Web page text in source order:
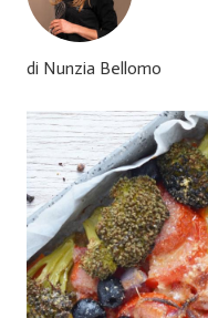
di Nunzia Bellomo